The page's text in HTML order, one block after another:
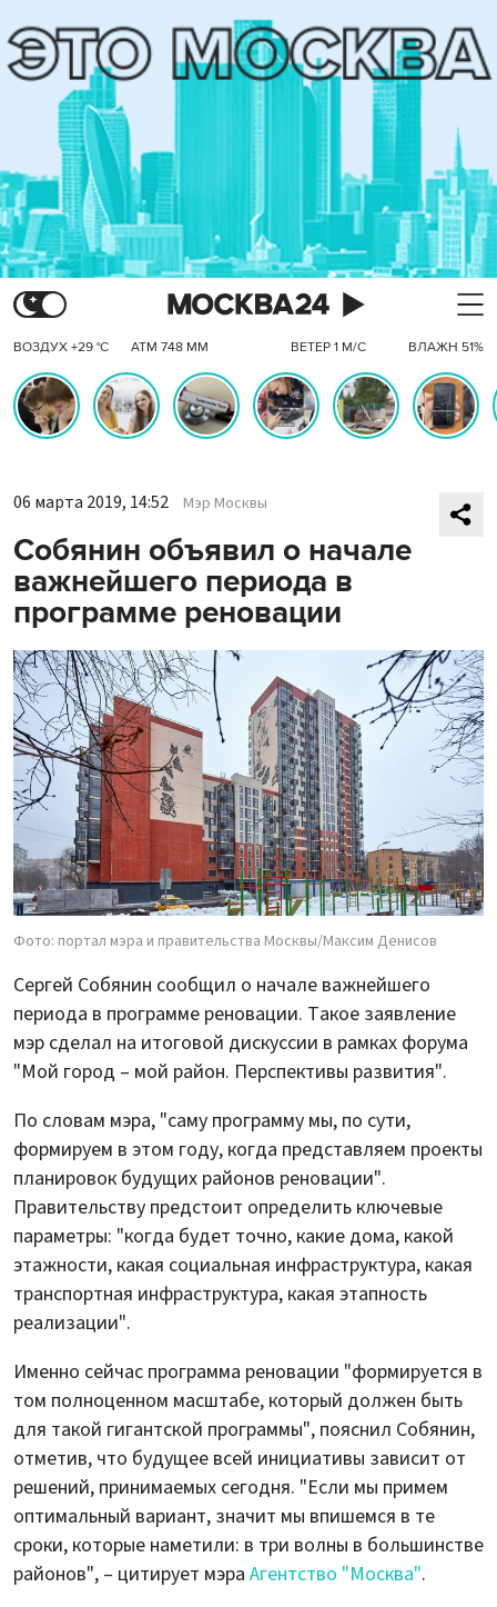
ВОЗДУХ +29 °C АТМ 748 ММ ВЕТЕР 1 М/С ВЛАЖН 51%
06 марта 2019, 14:52 Мэр Москвы
Собянин объявил о начале
важнейшего периода в
программе реновации
Фото: портал мэра и правительства Москвы/Максим Денисов
Сергей Собянин сообщил о начале важнейшего
периода в программе реновации. Такое заявление
мэр сделал на итоговой дискуссии в рамках форума
"Мой город – мой район. Перспективы развития".
По словам мэра, "саму программу мы, по сути,
формируем в этом году, когда представляем проекты
планировок будущих районов реновации".
Правительству предстоит определить ключевые
параметры: "когда будет точно, какие дома, какой
этажности, какая социальная инфраструктура, какая
транспортная инфраструктура, какая этапность
реализации".
Именно сейчас программа реновации "формируется в
том полноценном масштабе, который должен быть
для такой гигантской программы", пояснил Собянин,
отметив, что будущее всей инициативы зависит от
решений, принимаемых сегодня. "Если мы примем
оптимальный вариант, значит мы впишемся в те
сроки, которые наметили: в три волны в большинстве
районов", – цитирует мэра Агентство "Москва".